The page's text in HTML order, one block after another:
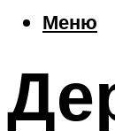
Меню